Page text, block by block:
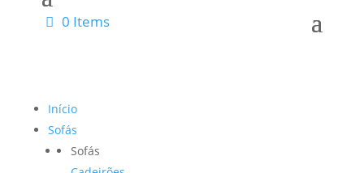
0 Items
Início
Sofás
Sofás